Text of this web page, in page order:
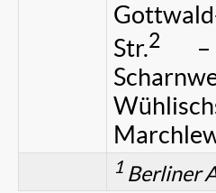
Str.2 –
1 Berliner